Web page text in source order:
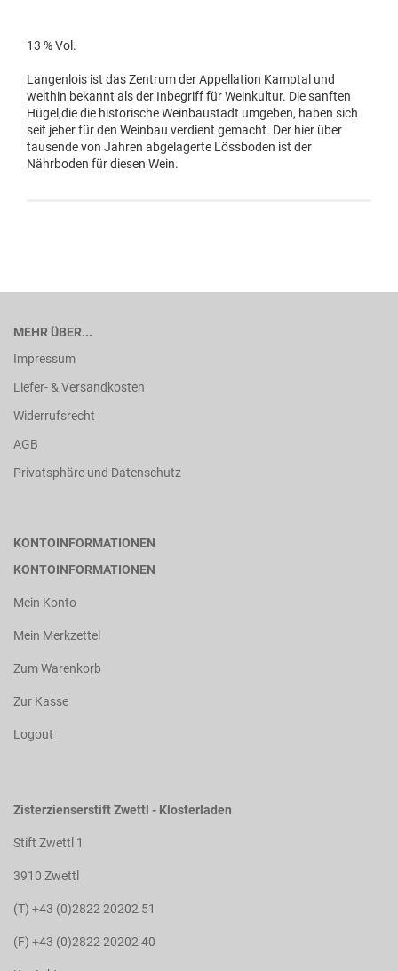
13 % Vol.
Langenlois ist das Zentrum der Appellation Kamptal und
weithin bekannt als der Inbegriff für Weinkultur. Die sanften
Hügel,die die historische Weinbaustadt umgeben, haben sich
seit jeher für den Weinbau verdient gemacht. Der hier über
tausende von Jahren abgelagerte Lössboden ist der
Nährboden für diesen Wein.
MEHR ÜBER...
Impressum
Liefer- & Versandkosten
Widerrufsrecht
AGB
Privatsphäre und Datenschutz
KONTOINFORMATIONEN
KONTOINFORMATIONEN
Mein Konto
Mein Merkzettel
Zum Warenkorb
Zur Kasse
Logout
Zisterzienserstift Zwettl - Klosterladen
Stift Zwettl 1
3910 Zwettl
(T) +43 (0)2822 20202 51
(F) +43 (0)2822 20202 40